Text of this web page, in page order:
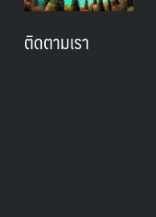
ติดตามเรา